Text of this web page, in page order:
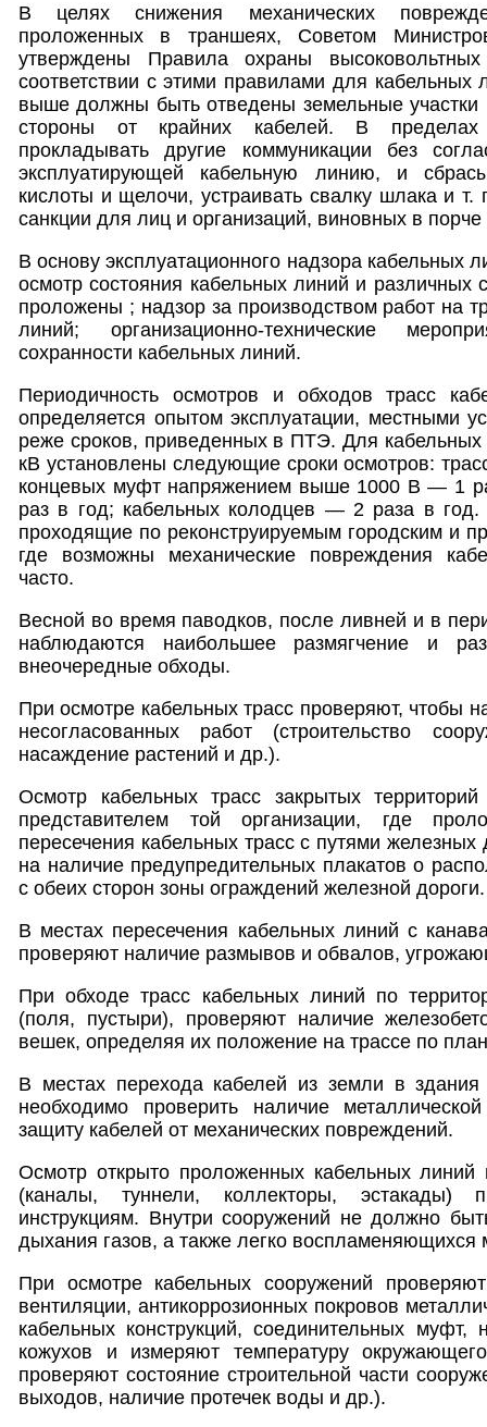
В целях снижения механических
проложенных в траншеях, Советом
утверждены Правила охраны
соответствии с этими правилами для
выше должны быть отведены земельные
стороны от крайних кабелей. В
прокладывать другие коммуникации без
эксплуатирующей кабельную линию, и
кислоты и щелочи, устраивать свалку шлака и
санкции для лиц и организаций, виновных в порче
В основу эксплуатационного надзора кабельных
осмотр состояния кабельных линий и различных
проложены ; надзор за производством работ на
линий; организационно-технические
сохранности кабельных линий.
Периодичность осмотров и обходов трасс
определяется опытом эксплуатации, местными
реже сроков, приведенных в ПТЭ. Для
кВ установлены следующие сроки осмотров:
концевых муфт напряжением выше 1000 В — 1
раз в год; кабельных колодцев — 2 раза в год.
проходящие по реконструируемым городским и
где возможны механические повреждения
часто.
Весной во время паводков, после ливней и в
наблюдаются наибольшее размягчение и
внеочередные обходы.
При осмотре кабельных трасс проверяют, чтобы
несогласованных работ (строительство
насаждение растений и др.).
Осмотр кабельных трасс закрытых
представителем той организации, где
пересечения кабельных трасс с путями
на наличие предупредительных плакатов о
с обеих сторон зоны ограждений железной дороги.
В местах пересечения кабельных линий с
проверяют наличие размывов и обвалов,
При обходе трасс кабельных линий по
(поля, пустыри), проверяют наличие
вешек, определяя их положение на трассе по
В местах перехода кабелей из земли в
необходимо проверить наличие
защиту кабелей от механических повреждений.
Осмотр открыто проложенных кабельных линий
(каналы, туннели, коллекторы, эстакады)
инструкциям. Внутри сооружений не должно
дыхания газов, а также легко воспламеняющихся
При осмотре кабельных сооружений
вентиляции, антикоррозионных покровов
кабельных конструкций, соединительных муфт,
кожухов и измеряют температуру
проверяют состояние строительной части
выходов, наличие протечек воды и др.).